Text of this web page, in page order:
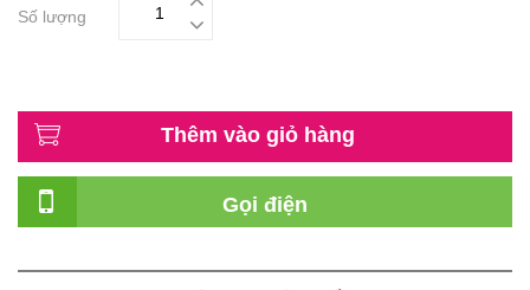
Số lượng
Thêm vào giỏ hàng
Gọi điện